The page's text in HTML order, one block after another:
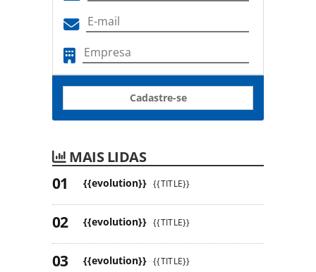
Cadastre-se
MAIS LIDAS
{{evolution}} {{TITLE}}
{{evolution}} {{TITLE}}
{{evolution}} {{TITLE}}